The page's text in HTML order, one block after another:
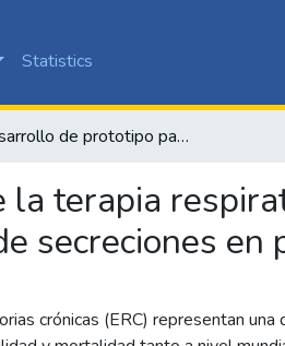
Statistics
Desarrollo de prototipo para el apoyo de la terapia respiratoria manual con vibraciones que permita la movilización de secreciones en población adulta
terapia
secreciones en
crónicas (ERC) representan una